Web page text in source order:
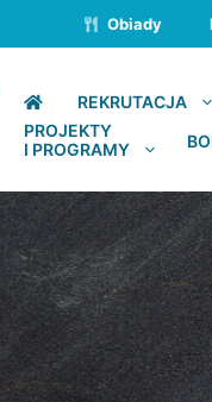
Obiady
REKRUTACJA
PROJEKTY
I PROGRAMY